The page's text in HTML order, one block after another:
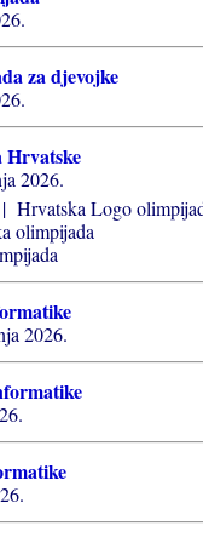
za djevojke
2026.
Hrvatska Logo
olimpijada
2026.